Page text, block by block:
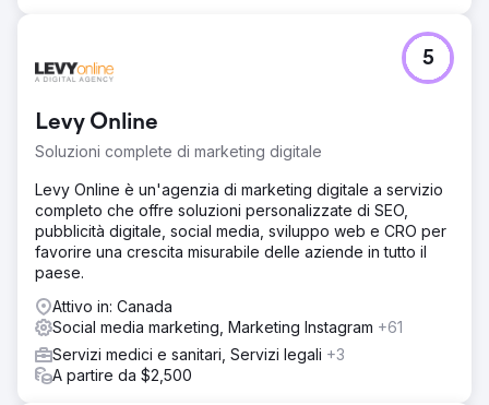
Levy Online
Soluzioni complete di marketing digitale
5
Levy Online è un'agenzia di marketing digitale a servizio
completo che offre soluzioni personalizzate di SEO,
pubblicità digitale, social media, sviluppo web e CRO per
favorire una crescita misurabile delle aziende in tutto il
paese.
Attivo in: Canada
Social media marketing, Marketing Instagram +61
Servizi medici e sanitari, Servizi legali +3
A partire da $2,500